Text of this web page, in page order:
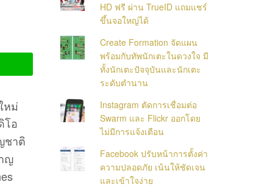
หม่
โอ
ชาติ
ญ
HD ฟรี ผ่าน TrueID แถมแชร์
ขึ้นจอใหญ่ได้
Create Formation จัดแผน
พร้อมกับทัพนักเตะในดวงใจ มี
ทั้งนักเตะปัจจุบันและนักเตะ
ระดับตำนาน
Instagram ตัดการเชื่อมต่อ
Swarm และ Flickr ออกโดย
ไม่มีการแจ้งเตือน
Facebook ปรับหน้าการตั้งค่า
ความปลอดภัย เน้นให้ชัดเจน
และเข้าใจง่าย